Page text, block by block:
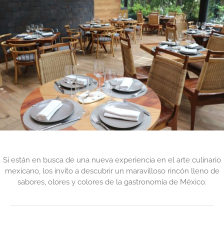
Si están en busca de una nueva experiencia en el arte culinario
mexicano, los invito a descubrir un maravilloso rincón lleno de
sabores, olores y colores de la gastronomía de México.